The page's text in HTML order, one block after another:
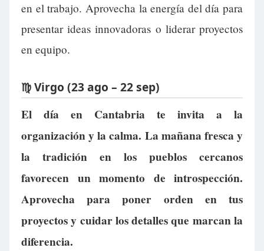
en el trabajo. Aprovecha la energía del día para
presentar ideas innovadoras o liderar proyectos
en equipo.
♍ Virgo (23 ago – 22 sep)
El día en Cantabria te invita a la
organización y la calma. La mañana fresca y
la tradición en los pueblos cercanos
favorecen un momento de introspección.
Aprovecha para poner orden en tus
proyectos y cuidar los detalles que marcan la
diferencia.